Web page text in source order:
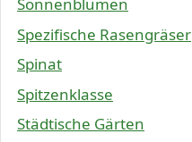
Spezifische Rasengräser
Spinat
Spitzenklasse
Städtische Gärten